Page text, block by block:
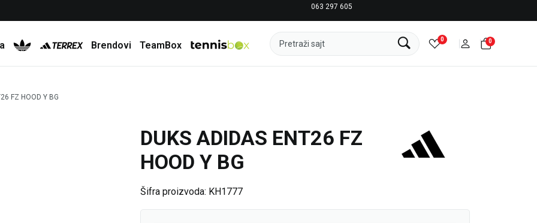
063 297 605
Brendovi TeamBox Pretraži sajt 0 0
FZ HOOD Y BG
DUKS ADIDAS ENT26 FZ
HOOD Y BG
Šifra proizvoda: KH1777